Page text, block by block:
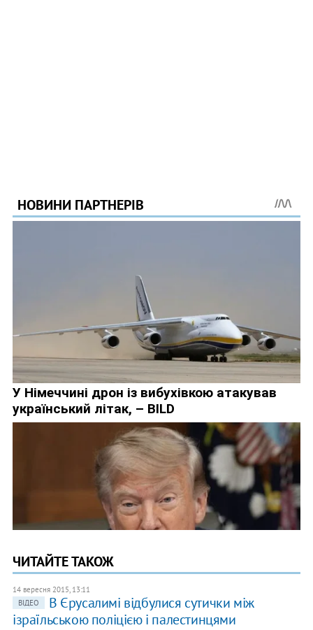
ЧИТАЙТЕ ТАКОЖ
14 вересня 2015, 13:11
ВІДЕО
В Єрусалимі відбулися сутички між
ізраїльською поліцією і палестинцями